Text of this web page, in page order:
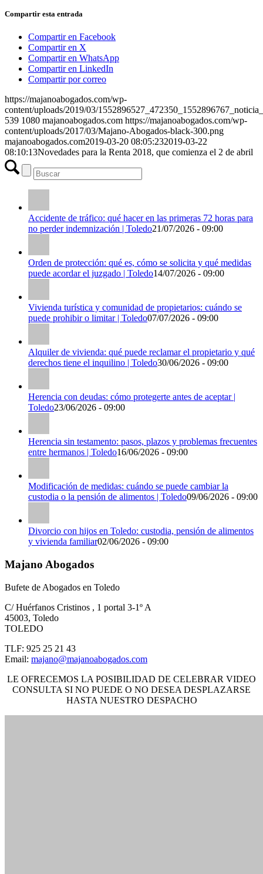
Compartir esta entrada
Compartir en Facebook
Compartir en X
Compartir en WhatsApp
Compartir en LinkedIn
Compartir por correo
https://majanoabogados.com/wp-
content/uploads/2019/03/
539 1080 majanoabogados.com https://majanoabogados.com/wp-
content/uploads/2017/03/Majano-Abogados-black-300.png
majanoabogados.com2019-03-20 08:05:232019-03-22
08:10:13Novedades para la Renta 2018, que comienza el 2 de abril
Accidente de tráfico: qué hacer en las primeras 72 horas para
no perder indemnización | Toledo21/07/2026 - 09:00
Orden de protección: qué es, cómo se solicita y qué medidas
puede acordar el juzgado | Toledo14/07/2026 - 09:00
Vivienda turística y comunidad de propietarios: cuándo se
puede prohibir o limitar | Toledo07/07/2026 - 09:00
Alquiler de vivienda: qué puede reclamar el propietario y qué
derechos tiene el inquilino | Toledo30/06/2026 - 09:00
Herencia con deudas: cómo protegerte antes de aceptar |
Toledo23/06/2026 - 09:00
Herencia sin testamento: pasos, plazos y problemas frecuentes
entre hermanos | Toledo16/06/2026 - 09:00
Modificación de medidas: cuándo se puede cambiar la
custodia o la pensión de alimentos | Toledo09/06/2026 - 09:00
Divorcio con hijos en Toledo: custodia, pensión de alimentos
y vivienda familiar02/06/2026 - 09:00
Majano Abogados
Bufete de Abogados en Toledo
C/ Huérfanos Cristinos , 1 portal 3-1º A
45003, Toledo
TOLEDO
TLF: 925 25 21 43
Email: majano@majanoabogados.com
LE OFRECEMOS LA POSIBILIDAD DE CELEBRAR VIDEO
CONSULTA SI NO PUEDE O NO DESEA DESPLAZARSE
HASTA NUESTRO DESPACHO